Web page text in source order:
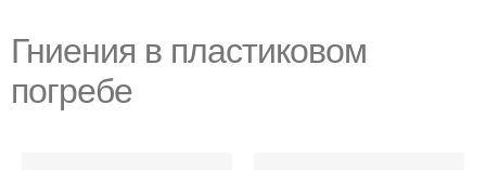
Гниения в пластиковом
погребе